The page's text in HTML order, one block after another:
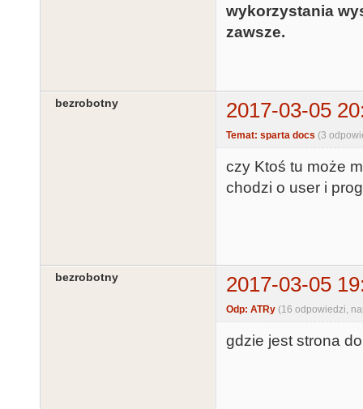
wykorzystania
zawsze.
bezrobotny 2017-03-05
Temat: sparta docs (3
czy Ktoś tu może
chodzi o user i
bezrobotny 2017-03-05
Odp: ATRy (16 odpowiedzi,
gdzie jest strona